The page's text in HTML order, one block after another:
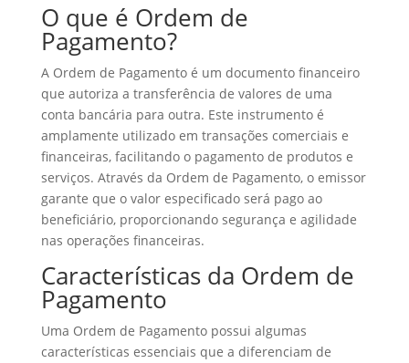
O que é Ordem de
Pagamento?
A Ordem de Pagamento é um documento financeiro
que autoriza a transferência de valores de uma
conta bancária para outra. Este instrumento é
amplamente utilizado em transações comerciais e
financeiras, facilitando o pagamento de produtos e
serviços. Através da Ordem de Pagamento, o emissor
garante que o valor especificado será pago ao
beneficiário, proporcionando segurança e agilidade
nas operações financeiras.
Características da Ordem de
Pagamento
Uma Ordem de Pagamento possui algumas
características essenciais que a diferenciam de